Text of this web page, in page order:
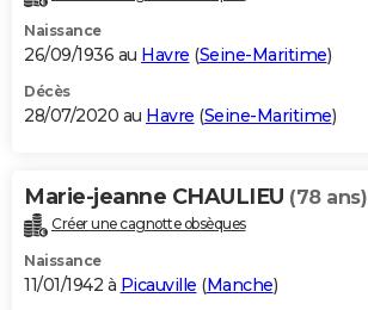
Naissance
26/09/1936 au Havre (Seine-Maritime)
Décès
28/07/2020 au Havre (Seine-Maritime)
Marie-jeanne CHAULIEU (78 ans)
Créer une cagnotte obsèques
Naissance
11/01/1942 à Picauville (Manche)